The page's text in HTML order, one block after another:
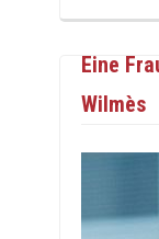
Eine
Wilmès